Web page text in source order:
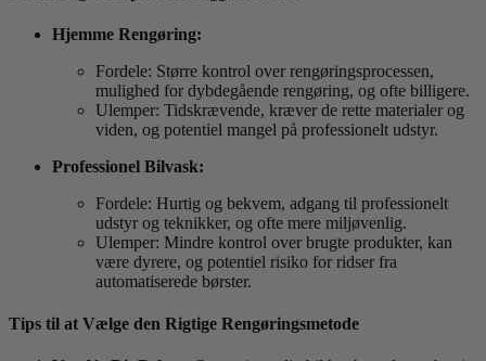
Hjemme Rengøring:
Fordele: Større kontrol over rengøringsprocessen,
mulighed for dybdegående rengøring, og ofte billigere.
Ulemper: Tidskrævende, kræver de rette materialer og
viden, og potentiel mangel på professionelt udstyr.
Professionel Bilvask:
Fordele: Hurtig og bekvem, adgang til professionelt
udstyr og teknikker, og ofte mere miljøvenlig.
Ulemper: Mindre kontrol over brugte produkter, kan
være dyrere, og potentiel risiko for ridser fra
automatiserede børster.
Tips til at Vælge den Rigtige Rengøringsmetode